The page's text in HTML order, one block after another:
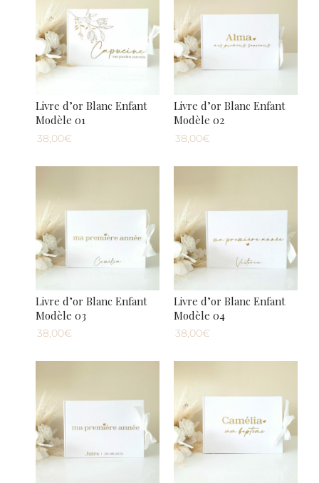
Livre d’or Blanc Enfant
Modèle 01
38,00€
Livre d’or Blanc Enfant
Modèle 02
38,00€
Livre d’or Blanc Enfant
Modèle 03
38,00€
Livre d’or Blanc Enfant
Modèle 04
38,00€